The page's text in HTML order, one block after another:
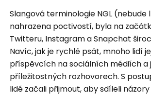
Slangová terminologie NGL
nahrazena poctivostí, byla na
Twitteru, Instagram a Snapchat
Navíc, jak je rychlé psát, mnoho lidí
příspěvcích na sociálních médiích a
příležitostných rozhovorech. S
lidé začali přijmout, aby sdíleli